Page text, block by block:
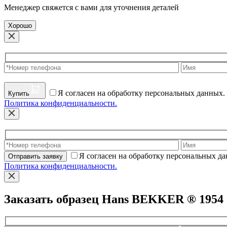
Менеджер свяжется с вами для уточнения деталей
Хорошо
Купить
Я согласен на обработку персональных данных.
Политика конфиденциальности.
Отправить заявку
Я согласен на обработку персональных
Политика конфиденциальности.
Заказать образец Hans BEKKER ® 1954